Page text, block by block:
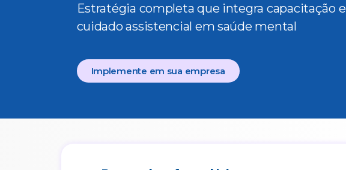
Estratégia completa que integra capacitação e
cuidado assistencial em saúde mental
Implemente em sua empresa